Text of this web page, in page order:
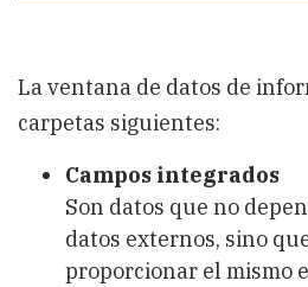
La ventana de datos de
carpetas siguientes:
Campos integrados
Son datos que no
datos externos, sino
proporcionar el mismo